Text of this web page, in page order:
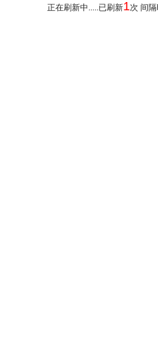
正在刷新中.....已刷新1次 间